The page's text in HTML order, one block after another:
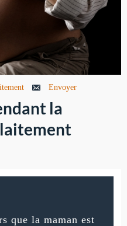
Envoyer
la
que la maman est